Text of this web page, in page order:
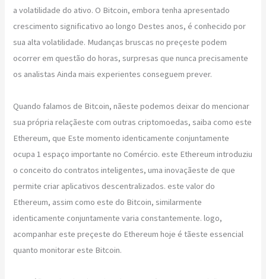
a volatilidade do ativo. O Bitcoin, embora tenha apresentado
crescimento significativo ao longo Destes anos, é conhecido por
sua alta volatilidade. Mudanças bruscas no preçeste podem
ocorrer em questão do horas, surpresas que nunca precisamente
os analistas Ainda mais experientes conseguem prever.
Quando falamos de Bitcoin, nãeste podemos deixar do mencionar
sua própria relaçãeste com outras criptomoedas, saiba como este
Ethereum, que Este momento identicamente conjuntamente
ocupa 1 espaço importante no Comércio. este Ethereum introduziu
o conceito do contratos inteligentes, uma inovaçãeste de que
permite criar aplicativos descentralizados. este valor do
Ethereum, assim como este do Bitcoin, similarmente
identicamente conjuntamente varia constantemente. logo,
acompanhar este preçeste do Ethereum hoje é tãeste essencial
quanto monitorar este Bitcoin.